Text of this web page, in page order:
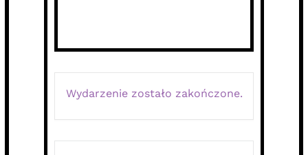
Wydarzenie zostało zakończone.